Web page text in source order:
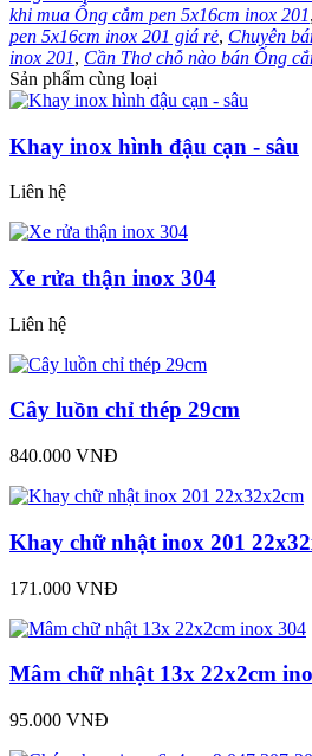
khi mua Ống cắm pen 5x16cm inox 201,
pen 5x16cm inox 201 giá rẻ, Chuyên
inox 201, Cần Thơ chỗ nào bán Ống
Sản phẩm cùng loại
Khay inox hình đậu cạn - sâu
Liên hệ
Xe rửa thận inox 304
Liên hệ
Cây luồn chỉ thép 29cm
840.000 VNĐ
Khay chữ nhật inox 201
171.000 VNĐ
Mâm chữ nhật 13x 22x2cm
95.000 VNĐ